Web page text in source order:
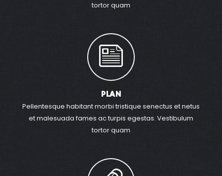
tortor quam
PLAN
Pellentesque habitant morbi tristique senectus et netus
et malesuada fames ac turpis egestas. Vestibulum
tortor quam